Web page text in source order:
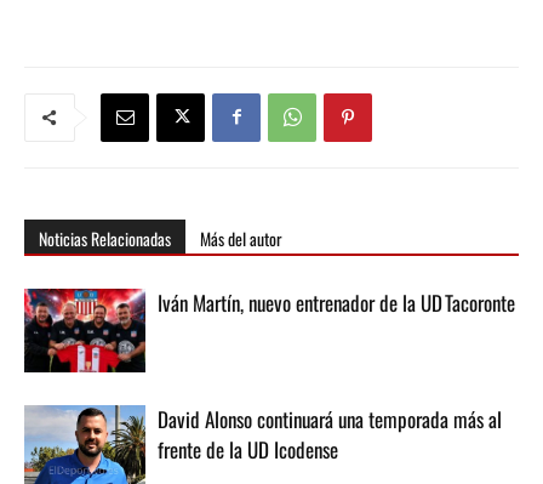
Noticias Relacionadas Más del autor
Iván Martín, nuevo entrenador de la UD Tacoronte
David Alonso continuará una temporada más al
frente de la UD Icodense